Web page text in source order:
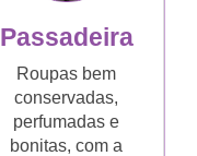
Passadeira
Roupas bem
conservadas,
perfumadas e
bonitas, com a